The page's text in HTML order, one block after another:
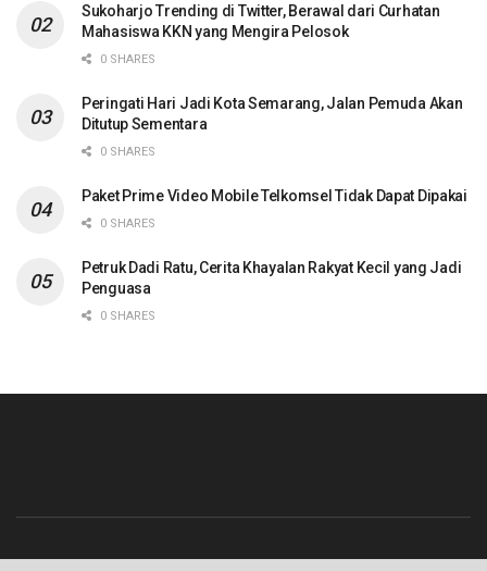
Sukoharjo Trending di Twitter, Berawal dari Curhatan
Mahasiswa KKN yang Mengira Pelosok
0 SHARES
Peringati Hari Jadi Kota Semarang, Jalan Pemuda Akan
Ditutup Sementara
0 SHARES
Paket Prime Video Mobile Telkomsel Tidak Dapat Dipakai
0 SHARES
Petruk Dadi Ratu, Cerita Khayalan Rakyat Kecil yang Jadi
Penguasa
0 SHARES